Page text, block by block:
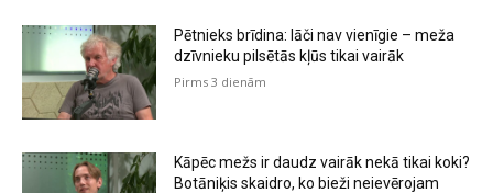
Pētnieks brīdina: lāči nav vienīgie – meža
dzīvnieku pilsētās kļūs tikai vairāk
Pirms 3 dienām
Kāpēc mežs ir daudz vairāk nekā tikai koki?
Botāniķis skaidro, ko bieži neievērojam